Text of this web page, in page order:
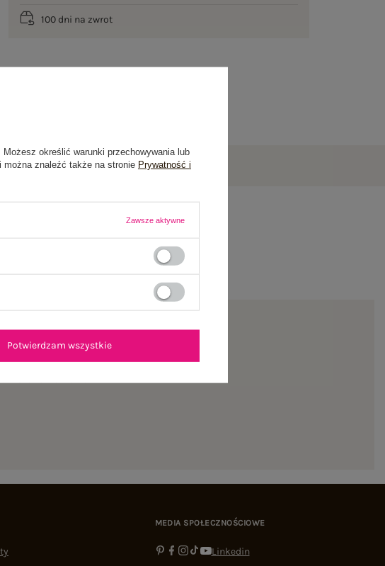
100 dni na zwrot
MEDIA SPOŁECZNOŚCIOWE
Linkedin
. Możesz określić warunki przechowywania lub
można znaleźć także na stronie Prywatność i
Zawsze aktywne
Potwierdzam wszystkie